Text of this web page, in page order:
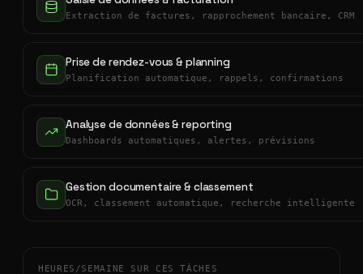
Extraction de factures, rapprochement bancaire, CRM
Prise de rendez-vous & planning
Planification automatique, rappels, confirmations
Analyse de données & reporting
Dashboards automatiques, alertes, prévisions
Gestion documentaire & classement
OCR, classement automatique, recherche intelligente
HEURES/SEMAINE SUR CES TÂCHES